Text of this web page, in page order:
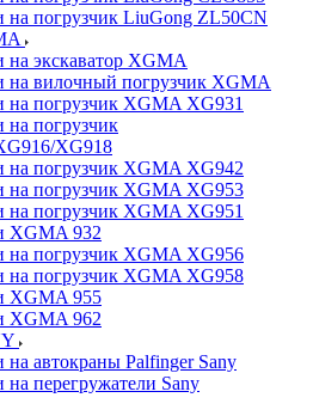
на погрузчик LiuGong ZL50CN
на экскаватор XGMA
на вилочный погрузчик XGMA
на погрузчик XGMA XG931
на погрузчик
XG918
на погрузчик XGMA XG942
на погрузчик XGMA XG953
на погрузчик XGMA XG951
XGMA 932
на погрузчик XGMA XG956
на погрузчик XGMA XG958
XGMA 955
XGMA 962
на автокраны Palfinger Sany
на перегружатели Sany